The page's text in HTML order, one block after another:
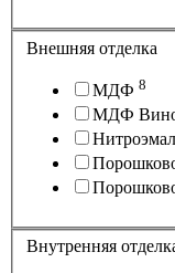
Внешняя отделка
МДФ 8
МДФ
Внутренняя